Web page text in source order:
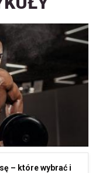
– które wybrać i